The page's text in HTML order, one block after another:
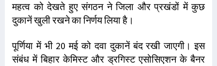
महत्व को देखते हुए संगठन ने जिला और प्रखंडों में कुछ
दुकानें खुली रखने का निर्णय लिया है।
पूर्णिया में भी 20 मई को दवा दुकानें बंद रखी जाएगी। इस
संबंध में बिहार केमिस्ट और ड्रगिस्ट एसोसिएशन के बैनर